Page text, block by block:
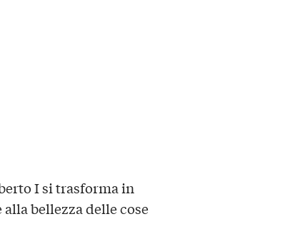
I si trasforma in
bellezza delle cose